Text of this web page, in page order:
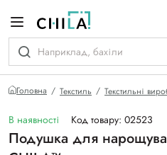
Головна Текстиль Текстильні
В наявності Код товару: 02523
Подушка для
гамі